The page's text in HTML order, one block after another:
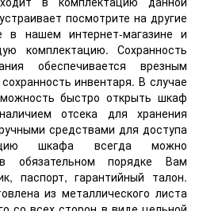
посмотрите на другие
в нашем интернет-магазине и
комплектацию. Сохранность
обеспечивается врезным
инвентаря. В случае
быстро открыть шкаф
отсека для хранения
средствами для доступа
шкафа всегда можно
обязательном порядке Вам
паспорт, гарантийный талон.
из металлического листа